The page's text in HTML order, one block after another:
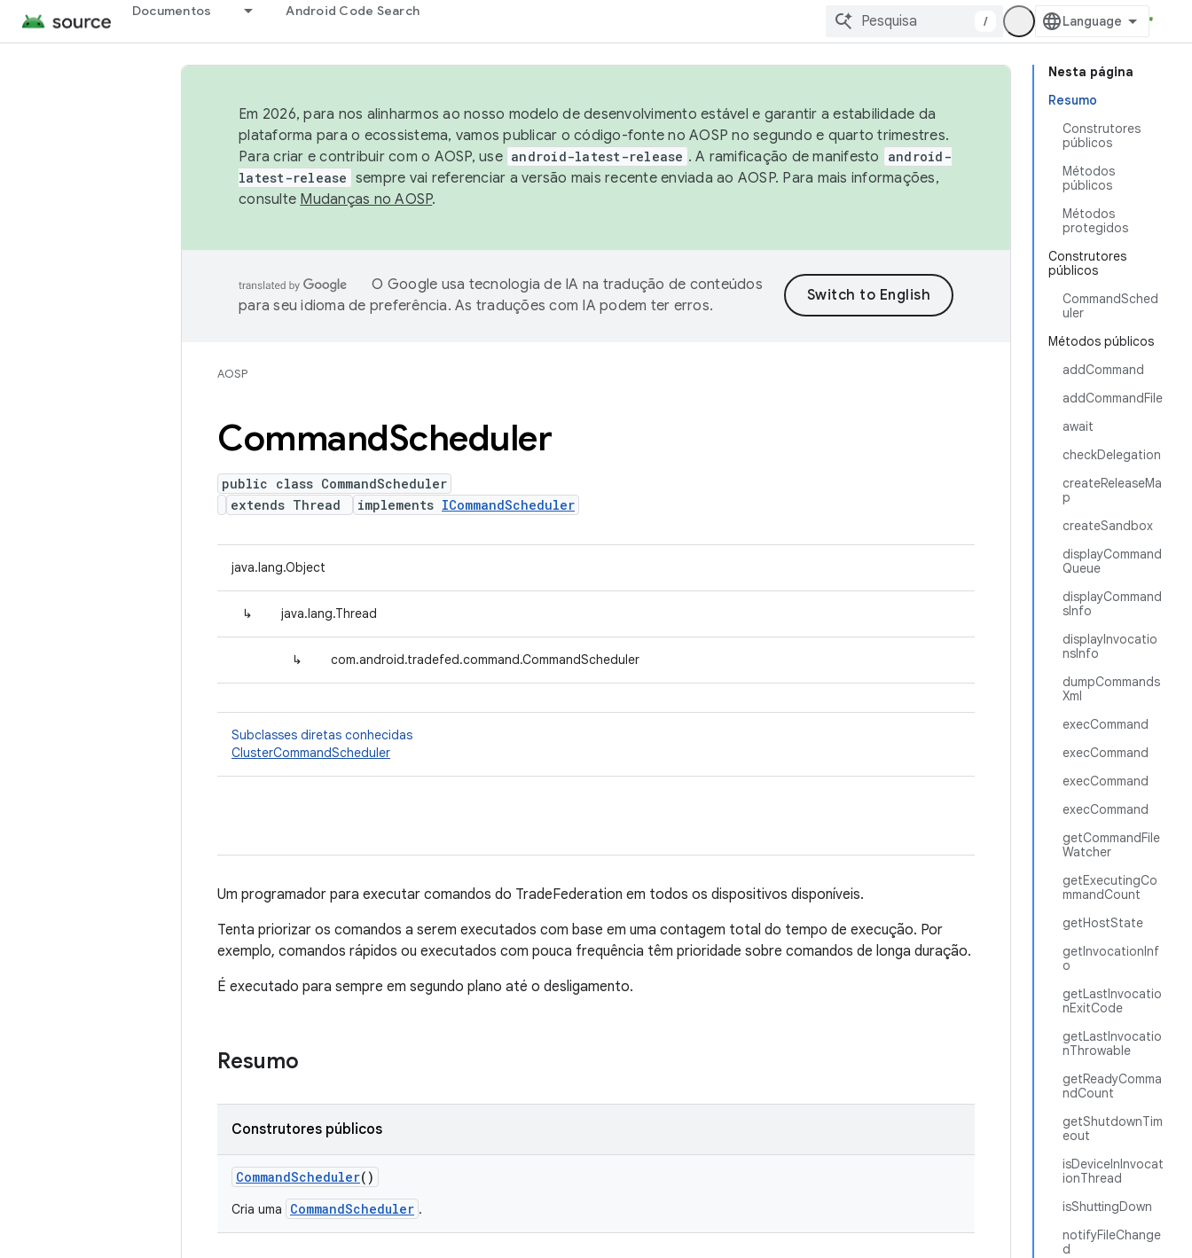
Documentos Android Code Search
/
Nesta página
Resumo
Construtores
públicos
Métodos
públicos
Métodos
protegidos
Construtores
públicos
CommandSched
uler
Métodos públicos
addCommand
addCommandFile
await
checkDelegation
createReleaseMa
p
createSandbox
displayCommand
Queue
displayCommand
sInfo
displayInvocatio
nsInfo
dumpCommands
Xml
execCommand
execCommand
execCommand
execCommand
getCommandFile
Watcher
getExecutingCo
mmandCount
getHostState
getInvocationInf
o
getLastInvocatio
nExitCode
getLastInvocatio
nThrowable
getReadyComma
ndCount
getShutdownTim
eout
isDeviceInInvocat
ionThread
isShuttingDown
notifyFileChange
d
Em 2026, para nos alinharmos ao nosso modelo de desenvolvimento estável e garantir a estabilidade da
plataforma para o ecossistema, vamos publicar o código-fonte no AOSP no segundo e quarto trimestres.
Para criar e contribuir com o AOSP, use android-latest-release . A ramificação de manifesto
android-
latest-release sempre vai referenciar a versão mais recente enviada ao AOSP. Para mais informações,
consulte Mudanças no AOSP.
O Google usa tecnologia de IA na tradução de conteúdos
para seu idioma de preferência. As traduções com IA podem ter erros.
AOSP
CommandScheduler
public class CommandScheduler
extends Thread
implements ICommandScheduler
java.lang.Object
↳ java.lang.Thread
↳ com.android.tradefed.command.CommandScheduler
Subclasses diretas conhecidas
ClusterCommandScheduler
Um programador para executar comandos do TradeFederation em todos os dispositivos disponíveis.
Tenta priorizar os comandos a serem executados com base em uma contagem total do tempo de execução. Por
exemplo, comandos rápidos ou executados com pouca frequência têm prioridade sobre comandos de longa duração.
É executado para sempre em segundo plano até o desligamento.
Resumo
Construtores públicos
CommandScheduler()
Cria uma CommandScheduler .